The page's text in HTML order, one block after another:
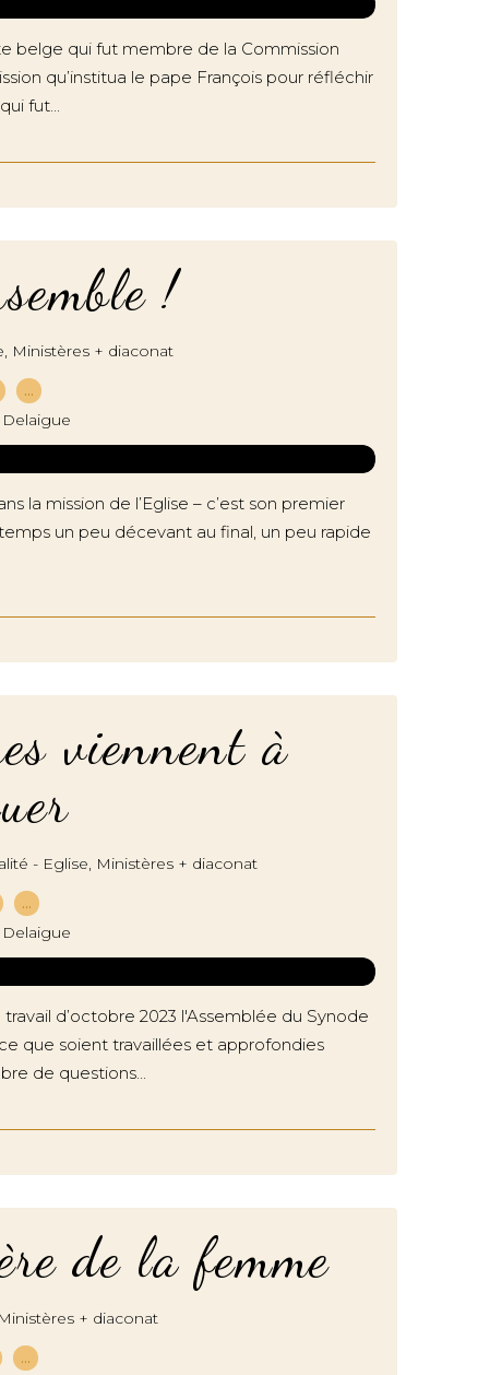
belge qui fut membre de la Commission
qu’institua le pape François pour réfléchir
fut...
!
, Ministères + diaconat
…
la mission de l’Eglise – c’est son premier
un peu décevant au final, un peu rapide
viennent à
- Eglise, Ministères + diaconat
…
d’octobre 2023 l'Assemblée du Synode
que soient travaillées et approfondies
de questions...
de la femme
Ministères + diaconat
…